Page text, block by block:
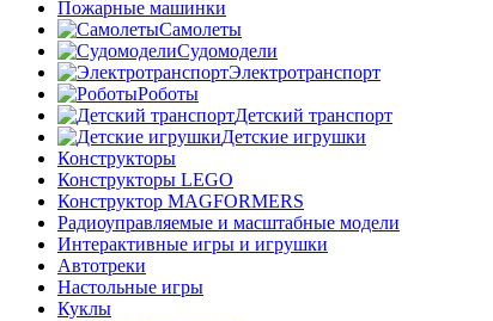
Пожарные машинки
Самолеты
Судомодели
Электротранспорт
Роботы
Детский транспорт
Детские игрушки
Конструкторы
Конструкторы LEGO
Конструктор MAGFORMERS
Радиоуправляемые и масштабные модели
Интерактивные игры и игрушки
Автотреки
Настольные игры
Куклы